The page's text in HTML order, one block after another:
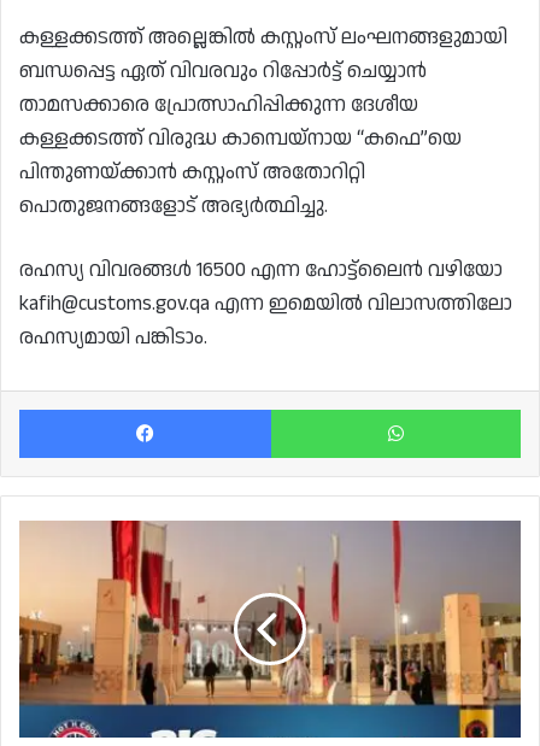
കള്ളക്കടത്ത് അല്ലെങ്കിൽ കസ്റ്റംസ് ലംഘനങ്ങളുമായി
ബന്ധപ്പെട്ട ഏത് വിവരവും റിപ്പോർട്ട് ചെയ്യാൻ
താമസക്കാരെ പ്രോത്സാഹിപ്പിക്കുന്ന ദേശീയ
കള്ളക്കടത്ത് വിരുദ്ധ കാമ്പെയ്‌നായ “കഫെ”യെ
പിന്തുണയ്ക്കാൻ കസ്റ്റംസ് അതോറിറ്റി
പൊതുജനങ്ങളോട് അഭ്യർത്ഥിച്ചു.
രഹസ്യ വിവരങ്ങൾ 16500 എന്ന ഹോട്ട്‌ലൈൻ വഴിയോ
kafih@customs.gov.qa എന്ന ഇമെയിൽ വിലാസത്തിലോ
രഹസ്യമായി പങ്കിടാം.
Facebook
ദേശീയദിന
പരിപാടികൾ
ഡിസംബർ
10
മുതൽ
ദർബ്
അൽ